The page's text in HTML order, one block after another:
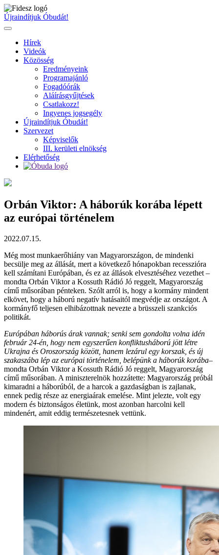
Ugrás
a
tartalomhoz
Újraindítjuk Óbudát!
Hírek
Videók
Közösség
Eredményeink
Programajánló
Fogadóórák
Aláírásgyűjtések
Csatlakozz!
Ingyenes jogsegély
Újraindítjuk Óbudát!
Szervezet
Képviselők
III. kerületi elnökség
Elérhetőség
Orbán Viktor: A háborúk korába lépett
az európai történelem
2022.07.15.
Még most munkaerőhiány van Magyarországon, de mindenki
becsülje meg az állását, mert a következő hónapokban recesszióra
kell számítani Európában, és ez az állások elvesztéséhez vezethet –
mondta Orbán Viktor a Kossuth Rádió Jó reggelt, Magyarország
című műsorában pénteken. Szólt arról is, hogy a kormány mindent
elkövet, hogy a háború negatív hatásaitól megvédje az országot. A
kormányfő teljesen elhibázottnak nevezte a brüsszeli szankciós
politikát.
Európában háborús árak vannak; senki sem gondolta volna idén
február 24-én, hogy nem egyszerűen konfliktusháború jött létre
Ukrajna és Oroszország között, hanem lezárul egy korszak, és új
szakaszába lép az európai történelem, belépünk a háborúk korába–
mondta Orbán Viktor a Kossuth Rádió Jó reggelt, Magyarország
című műsorában. A miniszterelnök hozzátette: Magyarország próbál
kimaradni a háborúból, de a harcok a gazdaságban is zajlanak,
ennek pedig része az energiaárak emelése. Mint jelezte, volt egy
modern és biztonságos életünk, most azonban harcolni kell
mindenért, amit eddig természetesnek vettünk.